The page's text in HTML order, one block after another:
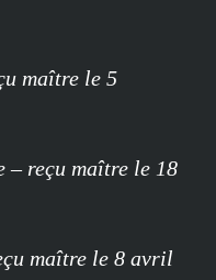
maître le 5
– reçu maître le 18
maître le 8 avril